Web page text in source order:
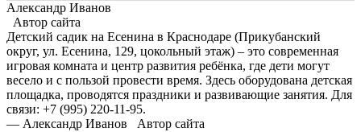
Александр Иванов
Автор сайта
Детский садик на Есенина в Краснодаре (Прикубанский
округ, ул. Есенина, 129, цокольный этаж) – это современная
игровая комната и центр развития ребёнка, где дети могут
весело и с пользой провести время. Здесь оборудована детская
площадка, проводятся праздники и развивающие занятия. Для
связи: +7 (995) 220-11-95.
— Александр Иванов Автор сайта